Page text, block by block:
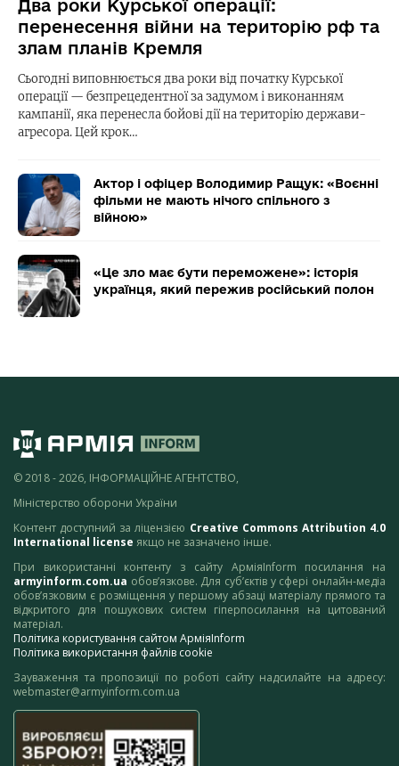
Два роки Курської операції:
перенесення війни на територію рф та
злам планів Кремля
Сьогодні виповнюється два роки від початку Курської
операції — безпрецедентної за задумом і виконанням
кампанії, яка перенесла бойові дії на територію держави-
агресора. Цей крок…
Актор і офіцер Володимир Ращук: «Воєнні
фільми не мають нічого спільного з
війною»
«Це зло має бути переможене»: історія
українця, який пережив російський полон
© 2018 - 2026, ІНФОРМАЦІЙНЕ АГЕНТСТВО,
Міністерство оборони України
Контент доступний за ліцензією Creative Commons Attribution 4.0
International license якщо не зазначено інше.
При використанні контенту з сайту АрміяInform посилання на
armyinform.com.ua обов’язкове. Для суб’єктів у сфері онлайн-медіа
обов’язковим є розміщення у першому абзаці матеріалу прямого та
відкритого для пошукових систем гіперпосилання на цитований
матеріал.
Політика користування сайтом АрміяInform
Політика використання файлів cookie
Зауваження та пропозиції по роботі сайту надсилайте на адресу:
webmaster@armyinform.com.ua